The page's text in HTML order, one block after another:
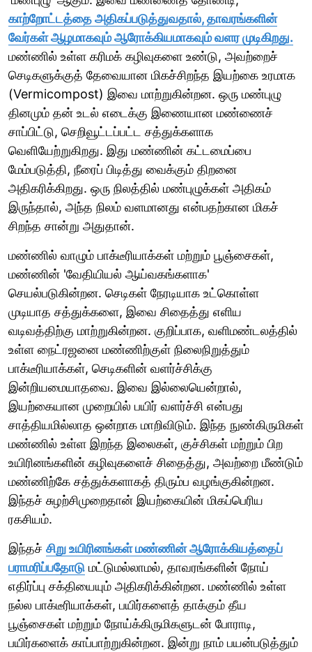
காற்றோட்டத்தை அதிகப்படுத்துவதால், தாவரங்களின்
வேர்கள் ஆழமாகவும் ஆரோக்கியமாகவும் வளர முடிகிறது.
மண்ணில் உள்ள கரிமக் கழிவுகளை உண்டு, அவற்றைச்
செடிகளுக்குத் தேவையான மிகச்சிறந்த இயற்கை உரமாக
(Vermicompost) இவை மாற்றுகின்றன. ஒரு மண்புழு
தினமும் தன் உடல் எடைக்கு இணையான மண்ணைச்
சாப்பிட்டு, செறிவூட்டப்பட்ட சத்துக்களாக
வெளியேற்றுகிறது. இது மண்ணின் கட்டமைப்பை
மேம்படுத்தி, நீரைப் பிடித்து வைக்கும் திறனை
அதிகரிக்கிறது. ஒரு நிலத்தில் மண்புழுக்கள் அதிகம்
இருந்தால், அந்த நிலம் வளமானது என்பதற்கான மிகச்
சிறந்த சான்று அதுதான்.
மண்ணில் வாழும் பாக்டீரியாக்கள் மற்றும் பூஞ்சைகள்,
மண்ணின் 'வேதியியல் ஆய்வகங்களாக'
செயல்படுகின்றன. செடிகள் நேரடியாக உட்கொள்ள
முடியாத சத்துக்களை, இவை சிதைத்து எளிய
வடிவத்திற்கு மாற்றுகின்றன. குறிப்பாக, வளிமண்டலத்தில்
உள்ள நைட்ரஜனை மண்ணிற்குள் நிலைநிறுத்தும்
பாக்டீரியாக்கள், செடிகளின் வளர்ச்சிக்கு
இன்றியமையாதவை. இவை இல்லையென்றால்,
இயற்கையான முறையில் பயிர் வளர்ச்சி என்பது
சாத்தியமில்லாத ஒன்றாக மாறிவிடும். இந்த நுண்கிருமிகள்
மண்ணில் உள்ள இறந்த இலைகள், குச்சிகள் மற்றும் பிற
உயிரினங்களின் கழிவுகளைச் சிதைத்து, அவற்றை மீண்டும்
மண்ணிற்கே சத்துக்களாகத் திரும்ப வழங்குகின்றன.
இந்தச் சுழற்சிமுறைதான் இயற்கையின் மிகப்பெரிய
ரகசியம்.
இந்தச் சிறு உயிரினங்கள் மண்ணின் ஆரோக்கியத்தைப்
பராமரிப்பதோடு மட்டுமல்லாமல், தாவரங்களின் நோய்
எதிர்ப்பு சக்தியையும் அதிகரிக்கின்றன. மண்ணில் உள்ள
நல்ல பாக்டீரியாக்கள், பயிர்களைத் தாக்கும் தீய
பூஞ்சைகள் மற்றும் நோய்க்கிருமிகளுடன் போராடி,
பயிர்களைக் காப்பாற்றுகின்றன. இன்று நாம் பயன்படுத்தும்